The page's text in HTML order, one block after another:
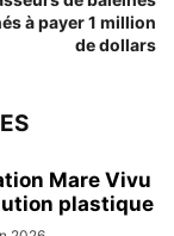
à payer 1 million
de dollars
Mare Vivu
plastique